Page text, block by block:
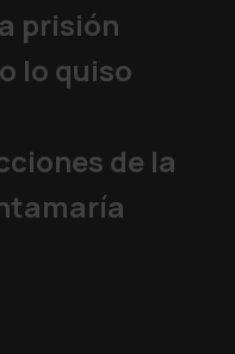
prisión
lo quiso
de la